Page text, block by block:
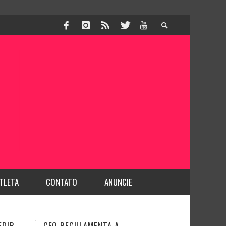
CONTATO ANUNCIE